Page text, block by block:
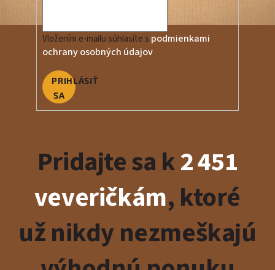
Vložením e-mailu súhlasíte s podmienkami
ochrany osobných údajov
PRIHLÁSIŤ
SA
Pridajte sa k2 451
veveričkám, ktoré
už nikdy nezmeškajú